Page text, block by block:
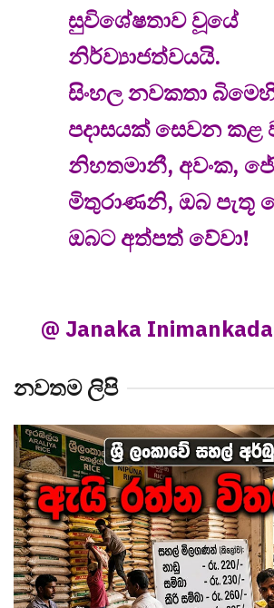
සුවිශේෂතාව වූයේ
නිර්ව්යාජත්වයයි.
සිංහල නවකතා
පදාසයක් සෙවන කළ
නිහතමානී, අවංක,
මිතුරාණනි, ඔබ පැතූ
ඔබට අත්පත් වේවා!
@ Janaka Inimankada
නවතම ලිපි